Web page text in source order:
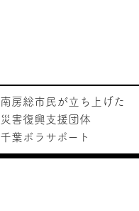
南房総市民が立ち上げた
災害復興支援団体
千葉ボラサポート